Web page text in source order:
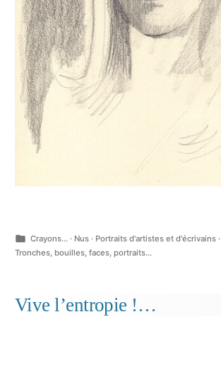
Publié
dans
Crayons... · Nus· Portraits d'artistes et d'écrivains·
Tronches, bouilles, faces, portraits...
Vive l’entropie !…